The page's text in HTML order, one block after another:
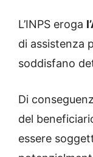
L’INPS eroga
di assistenza
soddisfano
Di
del
essere